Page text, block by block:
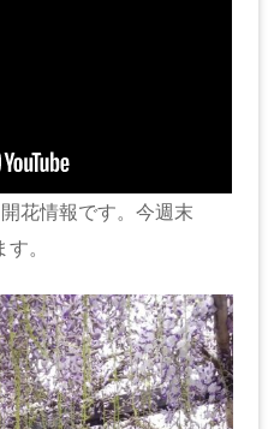
花情報です。今週末
。